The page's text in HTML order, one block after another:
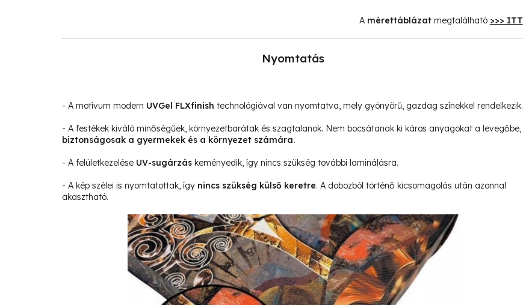
A mérettáblázat megtalálható >>> ITT
Nyomtatás
- A motívum modern UVGel FLXfinish technológiával van nyomtatva, mely gyönyörű, gazdag színekkel rendelkezik.
- A festékek kiváló minőségűek, környezetbarátak és szagtalanok. Nem bocsátanak ki káros anyagokat a levegőbe,
biztonságosak a gyermekek és a környezet számára.
- A felületkezelése UV-sugárzás keményedik, így nincs szükség további laminálásra.
- A kép szélei is nyomtatottak, így nincs szükség külső keretre. A dobozból történő kicsomagolás után azonnal
akasztható.